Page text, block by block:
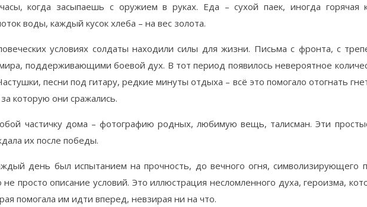
когда засыпаешь с оружием в руках. Еда – сухой паек, иногда
воды, каждый кусок хлеба – на вес золота.
условиях солдаты находили силы для жизни. Письма с фронта, с
поддерживающими боевой дух. В тот период появилось невероятное
песни под гитару, редкие минуты отдыха – всё это помогало отогнать
которую они сражались.
частичку дома – фотографию родных, любимую вещь, талисман. Эти
их после победы.
день был испытанием на прочность, до вечного огня, символизирующего
просто описание условий. Это иллюстрация несломленного духа, героизма,
помогала им идти вперед, невзирая ни на что.